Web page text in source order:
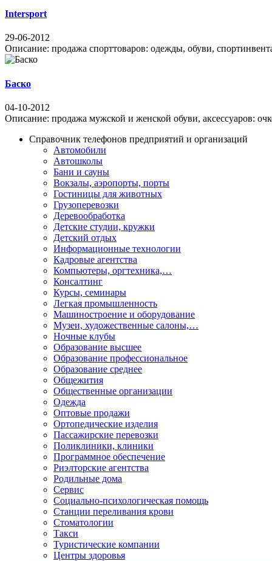
Intersport
29-06-2012
Описание: продажа спорттоваров: одежды, обуви,
Баско
04-10-2012
Описание: продажа мужской и женской обуви, аксессуаров:
Справочник телефонов предприятий и организаций
Автомобили
Автошколы
Бани и сауны
Вокзалы, аэропорты, порты
Гостиницы для животных
Грузоперевозки
Деревообработка
Детские студии, кружки
Детский отдых
Информационные технологии
Кадровые агентства
Компьютеры, оргтехника,…
Консалтинг
Курсы, семинары
Легкая промышленность
Машиностроение и оборудование
Музеи, художественные салоны,…
Ночные клубы
Образование высшее
Образование профессиональное
Образование среднее
Общежития
Общественные организации
Одежда
Оптовые продажи
Ортопедические изделия
Пассажирские перевозки
Поликлиники, клиники
Программное обеспечение
Риэлторские агентства
Родильные дома
Сервис
Социально-психологическая помощь
Станции переливания крови
Стоматологии
Такси
Туристические компании
Центры здоровья